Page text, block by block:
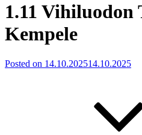
1.11 Vihiluodon
Kempele
Posted on 14.10.202514.10.2025